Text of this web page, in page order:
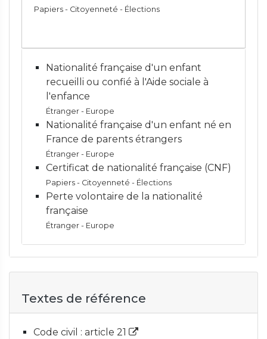
Papiers - Citoyenneté - Élections
Nationalité française d'un enfant
recueilli ou confié à l'Aide sociale à
l'enfance
Étranger - Europe
Nationalité française d'un enfant né en
France de parents étrangers
Étranger - Europe
Certificat de nationalité française (CNF)
Papiers - Citoyenneté - Élections
Perte volontaire de la nationalité
française
Étranger - Europe
Textes de référence
Code civil : article 21